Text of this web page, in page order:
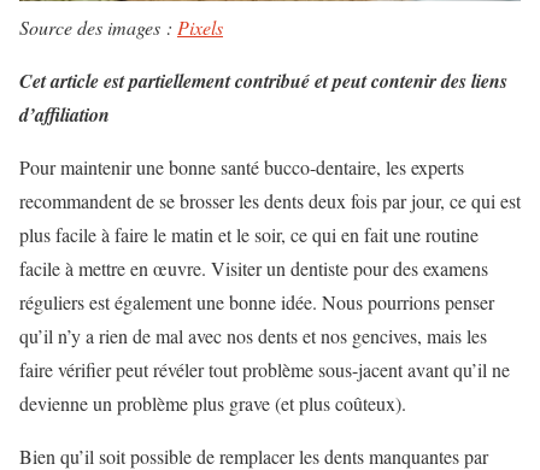
Source des images : Pixels
Cet article est partiellement contribué et peut contenir des liens
d’affiliation
Pour maintenir une bonne santé bucco-dentaire, les experts
recommandent de se brosser les dents deux fois par jour, ce qui est
plus facile à faire le matin et le soir, ce qui en fait une routine
facile à mettre en œuvre. Visiter un dentiste pour des examens
réguliers est également une bonne idée. Nous pourrions penser
qu’il n’y a rien de mal avec nos dents et nos gencives, mais les
faire vérifier peut révéler tout problème sous-jacent avant qu’il ne
devienne un problème plus grave (et plus coûteux).
Bien qu’il soit possible de remplacer les dents manquantes par